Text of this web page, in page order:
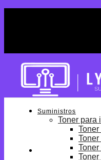
Suministros
Toner para